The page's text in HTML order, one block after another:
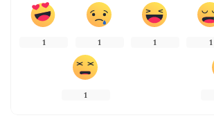
1 1 1 1
1